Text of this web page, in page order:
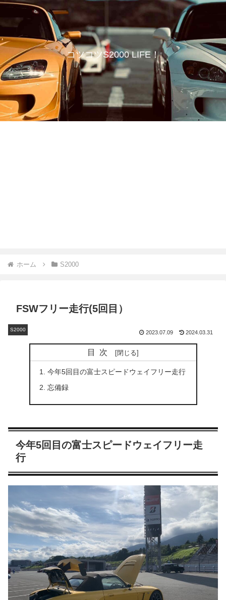
コツコツS2000 LIFE！
ホーム S2000
FSWフリー走行(5回目）
S2000
2023.07.09 2024.03.31
目次
今年5回目の富士スピードウェイフリー走行
忘備録
今年5回目の富士スピードウェイフリー走
行